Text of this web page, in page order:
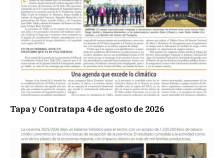
Tapa y Contratapa 4 de agosto de 2026